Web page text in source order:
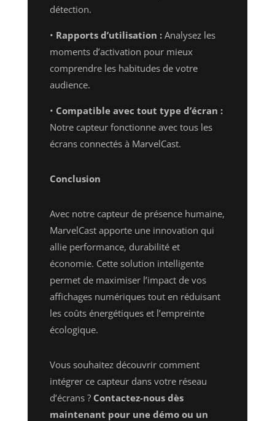
détection.
• Rapports d’utilisation :Analysez les
moments d’activation pour mieux
comprendre les habitudes de votre
audience.
• Compatible avec tout type d’écran :
Notre capteur fonctionne avec tous les
écrans connectés à MarvelCast.
Conclusion
Avec notre capteur de présence humaine,
MarvelCast apporte une innovation qui
allie performance, durabilité et
économie. Cette solution intelligente
permet de maximiser l’impact de vos
affichages numériques tout en réduisant
les coûts énergétiques et l’empreinte
écologique.
Vous souhaitez découvrir comment
intégrer ce capteur dans votre réseau
d’écrans ? Contactez-nous dès
maintenant pour une démo ou un